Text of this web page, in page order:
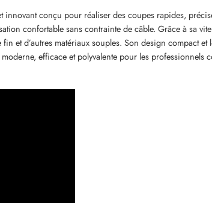
conçu pour réaliser des coupes rapides,
confortable sans contrainte de câble. Grâce à sa
et d’autres matériaux souples. Son design compact
efficace et polyvalente pour les